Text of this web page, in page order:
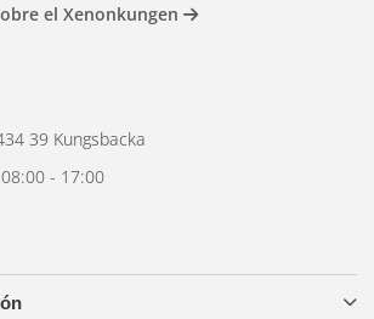
el Xenonkungen
39 Kungsbacka
- 17:00